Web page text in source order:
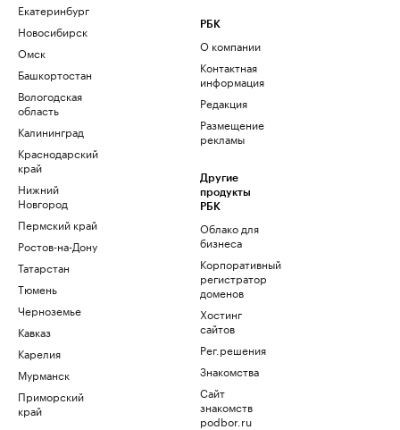
Екатеринбург
Новосибирск
Омск
Башкортостан
Вологодская
область
Калининград
Краснодарский
край
Нижний
Новгород
Пермский край
Ростов-на-Дону
Татарстан
Тюмень
Черноземье
Кавказ
Карелия
Мурманск
Приморский
край
РБК
О компании
Контактная
информация
Редакция
Размещение
рекламы
Другие
продукты
РБК
Облако для
бизнеса
Корпоративный
регистратор
доменов
Хостинг
сайтов
Рег.решения
Знакомства
Сайт
знакомств
podbor.ru